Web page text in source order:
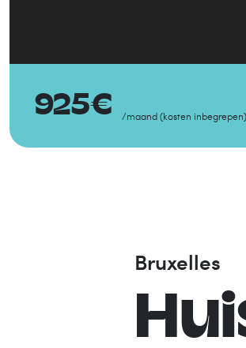
925€ /maand(kosten inbegrepen)
Bruxelles